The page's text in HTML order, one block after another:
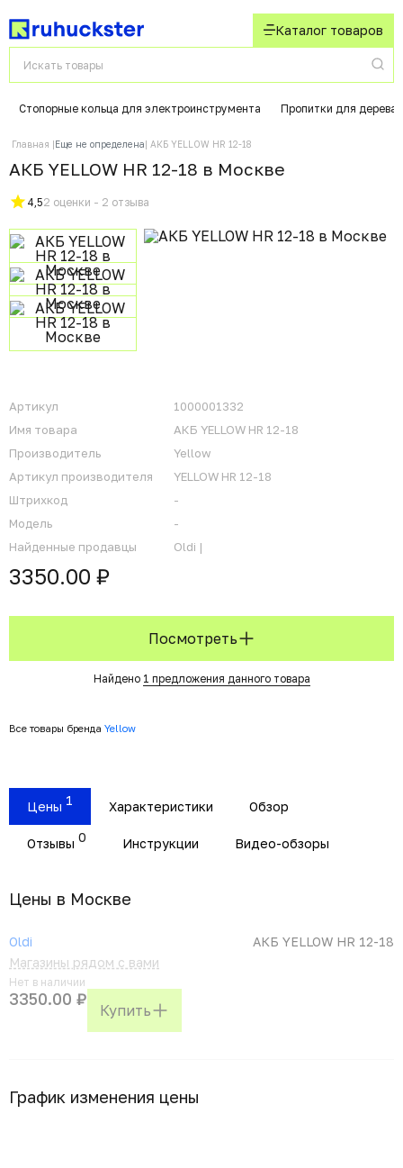
Каталог товаров
Стопорные кольца для электроинструмента Пропитки для дерева
Главная Еще не определена АКБ YELLOW HR 12-18
АКБ YELLOW HR 12-18 в Москвe
4,52 оценки - 2 отзыва
Артикул
1000001332
Имя товара
АКБ YELLOW HR 12-18
Производитель
Yellow
Артикул производителя
YELLOW HR 12-18
Штрихкод
-
Модель
-
Найденные продавцы
Oldi |
3350.00 ₽
Посмотреть
Найдено 1 предложения данного товара
Все товары бренда Yellow
Цены 1 Характеристики Обзор
Отзывы 0 Инструкции Видео-обзоры
Цены в Москвe
Oldi
Магазины рядом с вами
Нет в наличии
АКБ YELLOW HR 12-18
3350.00 ₽
Купить
График изменения цены